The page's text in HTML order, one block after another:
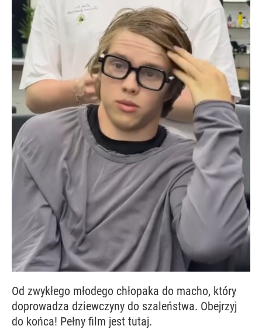
Od zwykłego młodego chłopaka do macho, który
doprowadza dziewczyny do szaleństwa. Obejrzyj
do końca! Pełny film jest tutaj.